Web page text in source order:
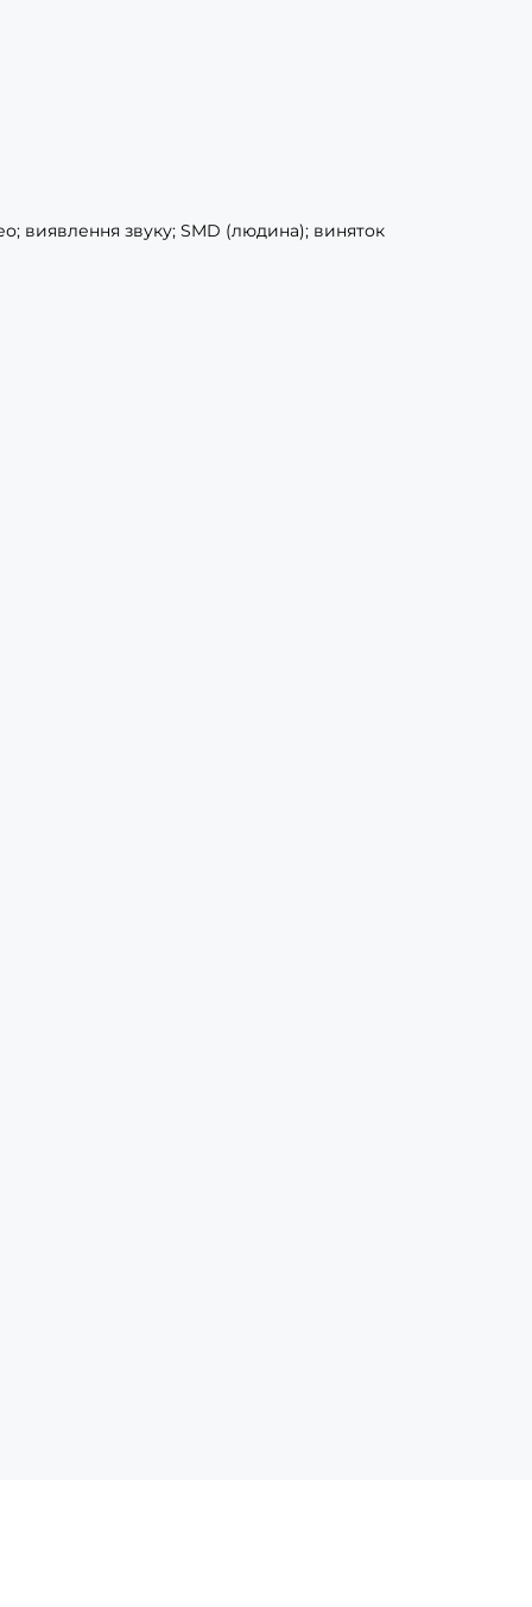
виявлення звуку; SMD (людина); виняток